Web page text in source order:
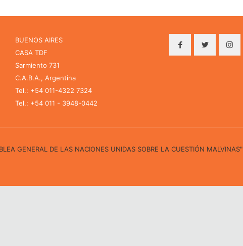
BUENOS AIRES
CASA TDF
Sarmiento 731
C.A.B.A., Argentina
Tel.: +54 011-4322 7324
Tel.: +54 011 - 3948-0442
GENERAL DE LAS NACIONES UNIDAS SOBRE LA CUESTIÓN MALVINAS"